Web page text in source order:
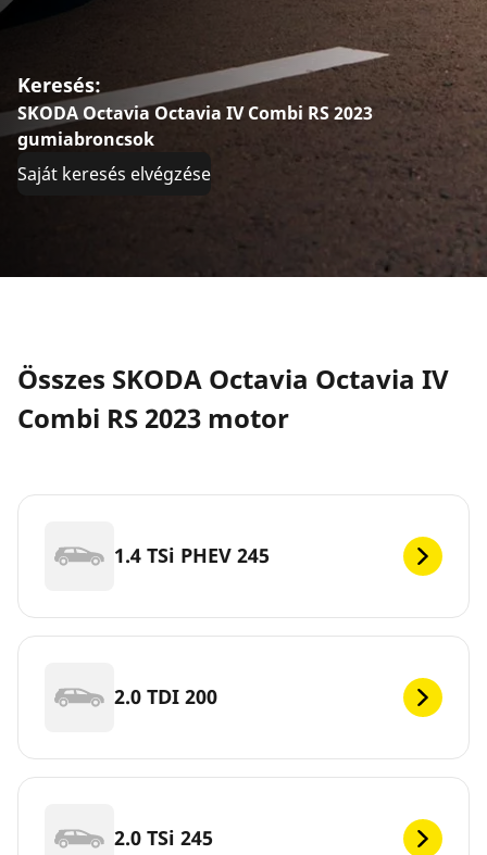
Keresés:
SKODA Octavia Octavia IV Combi RS 2023
gumiabroncsok
Saját keresés elvégzése
Összes SKODA Octavia Octavia IV
Combi RS 2023 motor
1.4 TSi PHEV 245
2.0 TDI 200
2.0 TSi 245